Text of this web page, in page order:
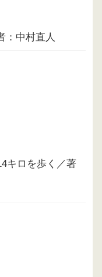
：中村直人
キロを歩く／著